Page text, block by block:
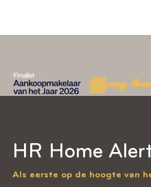
HR Home
Als eerste op de hoogte van